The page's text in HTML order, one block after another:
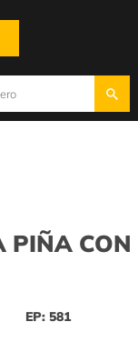
PIÑA CON
EP: 581